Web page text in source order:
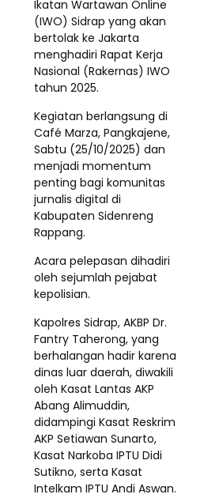
Ikatan Wartawan Online
(IWO) Sidrap yang akan
bertolak ke Jakarta
menghadiri Rapat Kerja
Nasional (Rakernas) IWO
tahun 2025.
Kegiatan berlangsung di
Café Marza, Pangkajene,
Sabtu (25/10/2025) dan
menjadi momentum
penting bagi komunitas
jurnalis digital di
Kabupaten Sidenreng
Rappang.
Acara pelepasan dihadiri
oleh sejumlah pejabat
kepolisian.
Kapolres Sidrap, AKBP Dr.
Fantry Taherong, yang
berhalangan hadir karena
dinas luar daerah, diwakili
oleh Kasat Lantas AKP
Abang Alimuddin,
didampingi Kasat Reskrim
AKP Setiawan Sunarto,
Kasat Narkoba IPTU Didi
Sutikno, serta Kasat
Intelkam IPTU Andi Aswan.